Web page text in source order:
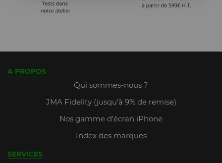
A PROPOS
Qui sommes-nous ?
JMA Fidelity (jusqu'à 9% de remise)
Nos gamme d'écran iPhone
Index des marques
SERVICES